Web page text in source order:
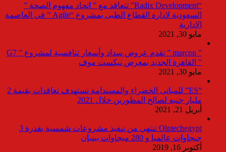
“Radix Development” تتعاقد مع ” اتحاد مفهوم الصحة ”
السعودية لإدارة القطاع الطبى بمشروع “Agile ” فى العاصمة
الإدارية
مايو 30, 2021
” marcon ” تقدم عروض سداد وأسعار تنافسية لمشروع ” G7
” القاهرة الجديد بمعرض نيكست موف
مايو 30, 2021
“ES” للمبانى الخضراء والمستدامة تستهدف تعاقدات بقيمة 2
مليار جنيه لصالح المطورين خلال 2021
أبريل 21, 2021
Olptechegypt تنتهي من تنفيذ مشروعات شمسية بقدرة 3
جيجاوات عالميا و 280 ميجاوات ببنبان
أكتوبر 16, 2019